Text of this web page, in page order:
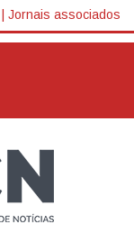
Jornais associados